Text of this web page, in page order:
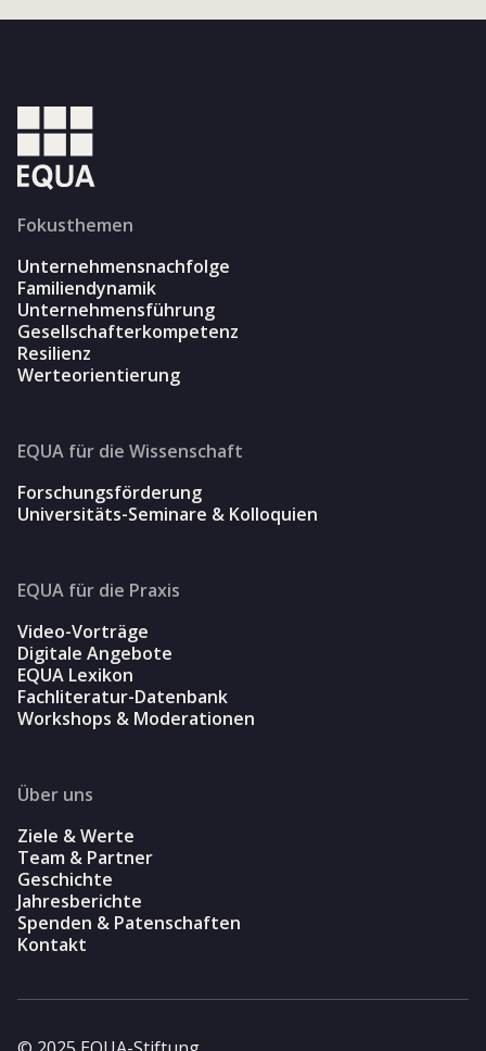
Fokusthemen
Unternehmensnachfolge
Familiendynamik
Unternehmensführung
Gesellschafterkompetenz
Resilienz
Werteorientierung
EQUA für die Wissenschaft
Forschungsförderung
Universitäts-Seminare & Kolloquien
EQUA für die Praxis
Video-Vorträge
Digitale Angebote
EQUA Lexikon
Fachliteratur-Datenbank
Workshops & Moderationen
Über uns
Ziele & Werte
Team & Partner
Geschichte
Jahresberichte
Spenden & Patenschaften
Kontakt